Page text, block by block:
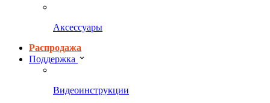
Аксессуары
Распродажа
Поддержка
Видеоинструкции